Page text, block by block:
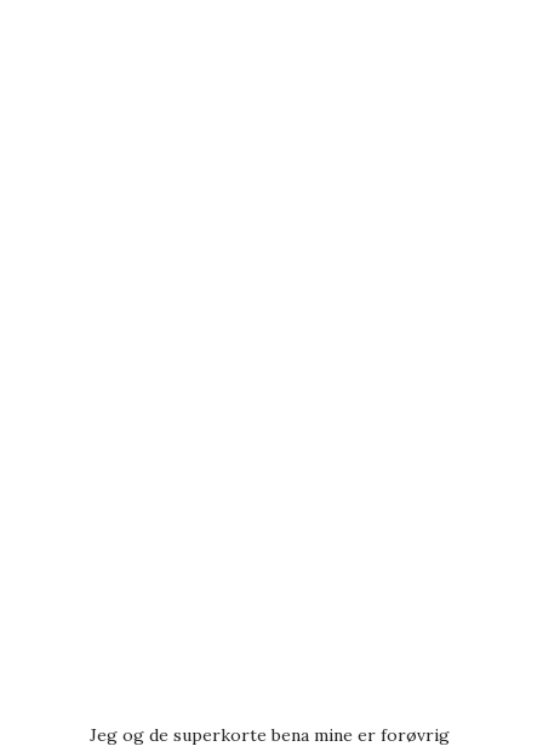
Jeg og de superkorte bena mine er forøvrig